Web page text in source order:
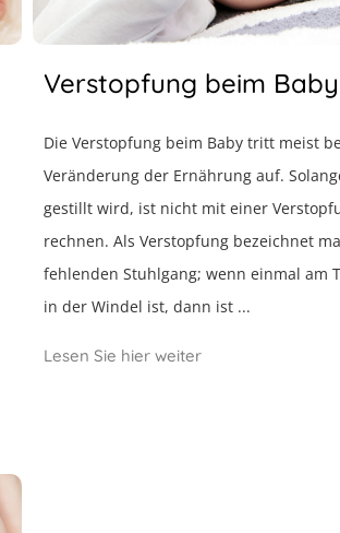
Verstopfung beim Baby
Die Verstopfung beim Baby tritt meist
Veränderung der Ernährung auf.
gestillt wird, ist nicht mit einer
rechnen. Als Verstopfung bezeichnet
fehlenden Stuhlgang; wenn einmal am
in der Windel ist, dann ist ...
Lesen Sie hier weiter